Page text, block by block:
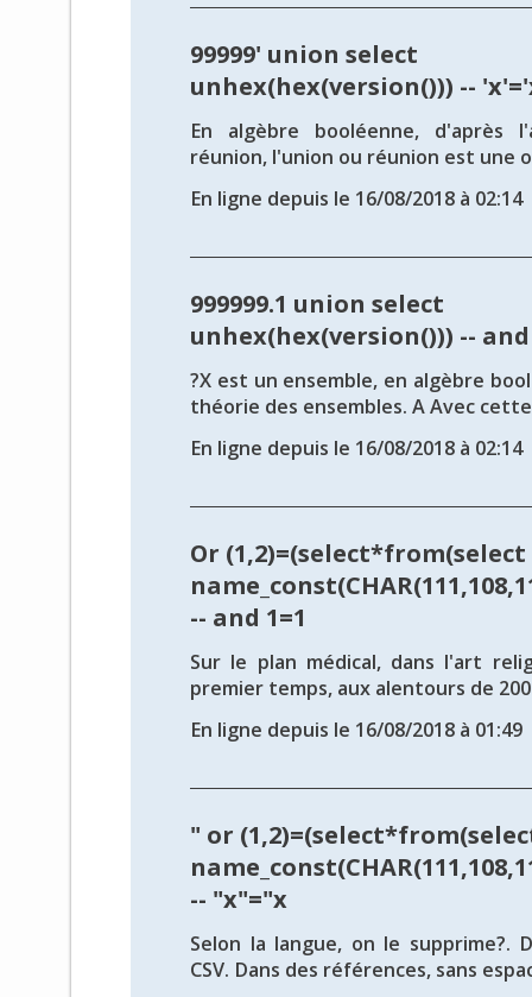
99999' union select
unhex(hex(version())) --
En algèbre booléenne, d'après
réunion, l'union ou réunion est une
En ligne depuis le 16/08/2018 à 02:14
999999.1 union select
unhex(hex(version())) -- and
?X est un ensemble, en algèbre
théorie des ensembles. A Avec
En ligne depuis le 16/08/2018 à 02:14
Or (1,2)=(select*from(select
-- and 1=1
Sur le plan médical, dans l'art
premier temps, aux alentours de
En ligne depuis le 16/08/2018 à 01:49
" or
-- "x"="x
Selon la langue, on le supprime?.
CSV. Dans des références, sans